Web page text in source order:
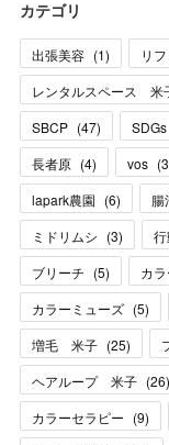
カテゴリ
出張美容 (1) リ
レンタルスペース 米
SBCP (47) SDGs
長者原 (4) vos (
lapark農園 (6) 腸
ミドリムシ (3)
ブリーチ (5) カ
カラーミューズ (5)
増毛 米子 (25)
ヘアループ 米子 (26)
カラーセラピー (9)